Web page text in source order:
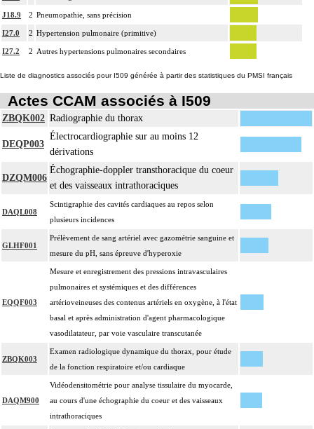
J18.9 2 Pneumopathie, sans précision
I27.0 2 Hypertension pulmonaire (primitive)
I27.2 2 Autres hypertensions pulmonaires secondaires
Liste de diagnostics associés pour I509 générée à partir des statistiques du PMSI français
Actes CCAM associés à I509
ZBQK002 Radiographie du thorax
DEQP003
Électrocardiographie sur au moins 12
dérivations
DZQM006
Échographie-doppler transthoracique du coeur
et des vaisseaux intrathoraciques
DAQL008
Scintigraphie des cavités cardiaques au repos selon
plusieurs incidences
GLHF001
Prélèvement de sang artériel avec gazométrie sanguine et
mesure du pH, sans épreuve d'hyperoxie
EQQF003
Mesure et enregistrement des pressions intravasculaires
pulmonaires et systémiques et des différences
artérioveineuses des contenus artériels en oxygène, à l'état
basal et après administration d'agent pharmacologique
vasodilatateur, par voie vasculaire transcutanée
ZBQK003
Examen radiologique dynamique du thorax, pour étude
de la fonction respiratoire et/ou cardiaque
DAQM900
Vidéodensitométrie pour analyse tissulaire du myocarde,
au cours d'une échographie du coeur et des vaisseaux
intrathoraciques